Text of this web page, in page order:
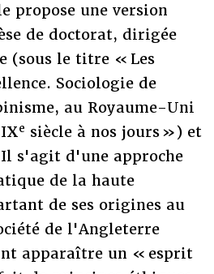
propose une version
de doctorat, dirigée
(sous le titre « Les
Sociologie de
au Royaume-Uni
e siècle à nos jours ») et
Il s'agit d'une approche
de la haute
de ses origines au
de l'Angleterre
apparaître un « esprit